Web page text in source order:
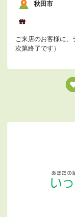
秋田市
ご来店のお客様に、
次第終了です）